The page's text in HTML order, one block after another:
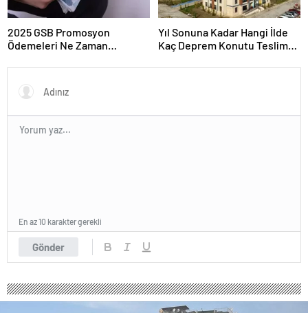
2025 GSB Promosyon
Ödemeleri Ne Zaman
Yıl Sonuna Kadar Hangi İlde
Kaç Deprem Konutu Teslim
Gönder
En az 10 karakter gerekli